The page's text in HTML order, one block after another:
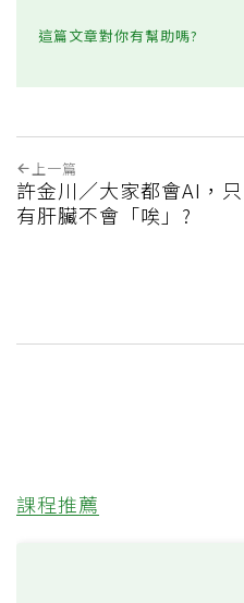
這篇文章對你有幫助嗎?
上一篇
許金川／大家都會AI，只
有肝臟不會「唉」?
課程推薦